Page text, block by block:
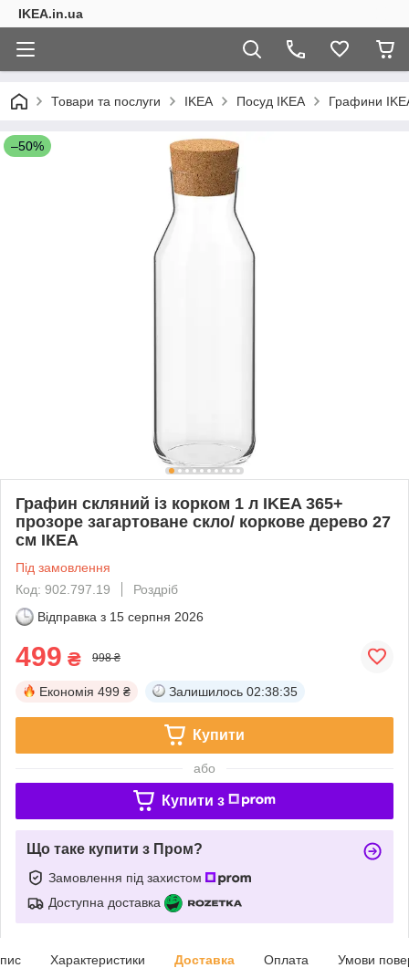
IKEA.in.ua
Товари та послуги IKEA Посуд IKEA Графини
–50%
Графин скляний із корком 1 л IKEA 365+
прозоре загартоване скло/ коркове дерево 27
см ІКЕА
Під замовлення
Код: 902.797.19
Роздріб
Відправка з 15 серпня 2026
499 ₴ 998 ₴
Економія 499 ₴ Залишилось 02:38:34
Купити
або
Купити з
Що таке купити з Пром?
Замовлення під захистом
Доступна доставка
Характеристики Доставка Оплата Умови